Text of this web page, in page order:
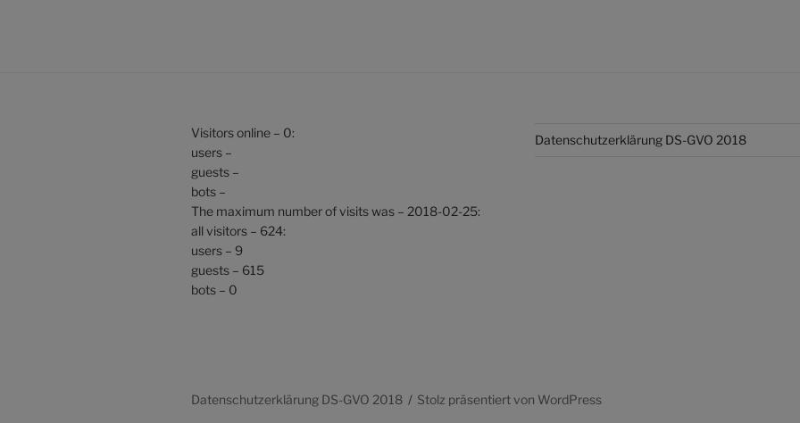
Visitors online – 0:
users –
guests –
bots –
The maximum number of visits was – 2018-02-25:
all visitors – 624:
users – 9
guests – 615
bots – 0
Datenschutzerklärung DS-GVO 2018
Datenschutzerklärung DS-GVO 2018 Stolz präsentiert von WordPress